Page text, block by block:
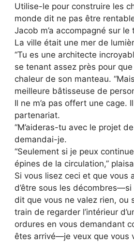
Utilise-le pour construire les
monde dit ne pas être
Jacob m’a accompagné sur
La ville était une mer de
“Tu es une architecte
se tenant assez près pour
chaleur de son manteau.
meilleure bâtisseuse de
Il ne m’a pas offert une cage.
partenariat.
“M’aideras-tu avec le projet
demandai-je.
“Seulement si je peux
épines de la circulation,”
Si vous lisez ceci et que vous
d’être sous les décombres—si
dit que vous ne valez rien, ou
train de regarder l’intérieur
ordures en vous demandant
êtes arrivé—je veux que vous